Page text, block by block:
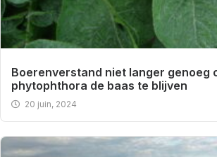
Boerenverstand niet langer genoeg
phytophthora de baas te blijven
20 juin, 2024